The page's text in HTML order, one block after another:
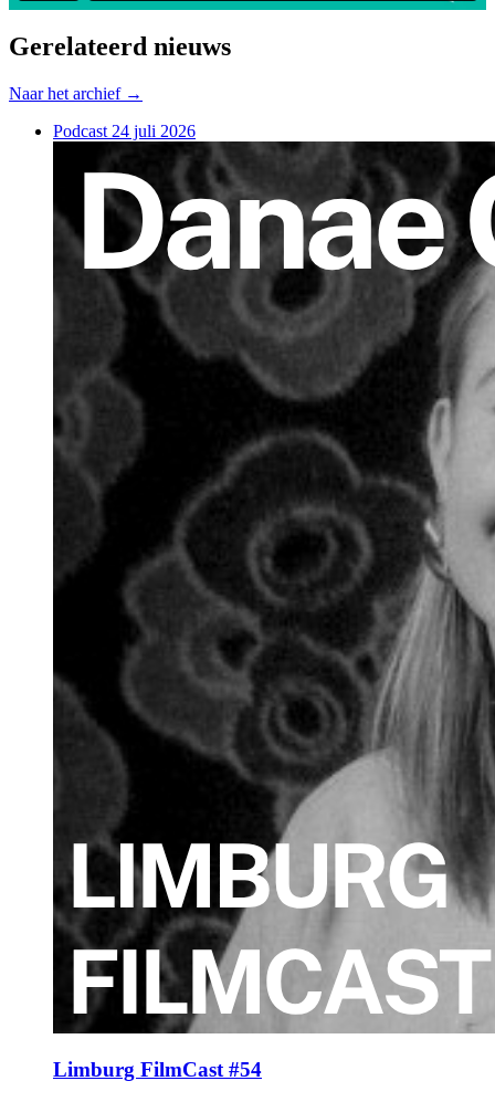
Gerelateerd nieuws
Naar het archief →
Podcast 24 juli 2026
Limburg FilmCast #54